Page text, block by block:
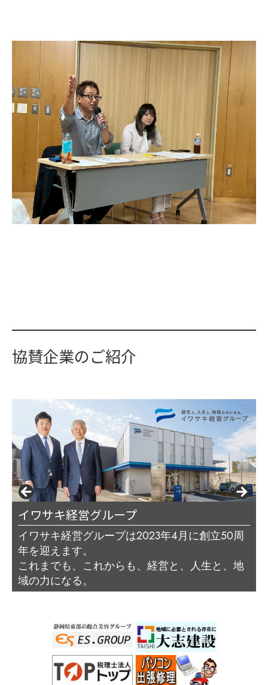
協賛企業のご紹介
桃中軒
大志建設
イワサキ経営グループ
イワサキ経営グループは2023年4月に創立50周
年を迎えます。
これまでも、これからも、経営と、人生と、地
域の力になる。
藤川商店
ほけんの匠
税理士法人トップ
エス.グループ
PCプロ ハビス
サリミトレーディング（株）
明昭工業株式会社
東部不動産開発